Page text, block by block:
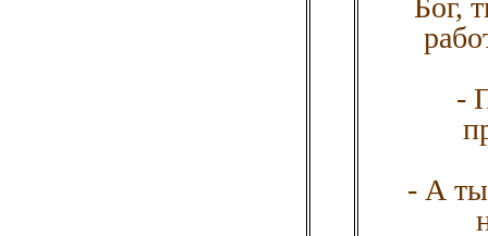
Бог,
-
- А